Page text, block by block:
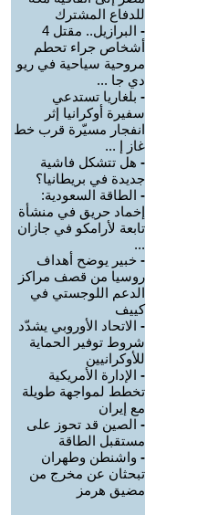
للدفاع المشترك
-
البرازيل.. مقتل 4
أشخاص جراء تحطم
مروحية سياحية في ريو
دي جا ...
- بلغاريا تستدعي
سفيرة أوكرانيا إثر
انفجار مسيّرة قرب خط
غاز إ ...
- هل تتشكل فاشية
جديدة في بريطانيا؟
- الطاقة السعودية:
إخماد حريق في منشأة
تابعة لأرامكو في جازان
...
- خبير يوضح أهداف
روسيا من قصف مراكز
الدعم اللوجستي في
كييف
- الاتحاد الأوروبي يشدّد
شروط توفير الحماية
للأوكرانيين
- الإدارة الأمريكية
تخطط لمواجهة طويلة
مع إيران
- الصين قد تحوز على
مستقبل الطاقة
- واشنطن وطهران
تبحثان عن مخرج من
مضيق هرمز